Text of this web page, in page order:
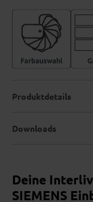
Deine
SIEMENS
Produktdetails
Downloads